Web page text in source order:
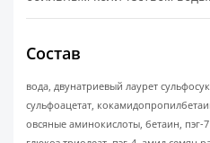
Состав
вода, двунатриевый лаурет
сульфоацетат,
овсяные аминокислоты, бетаин, пэг-